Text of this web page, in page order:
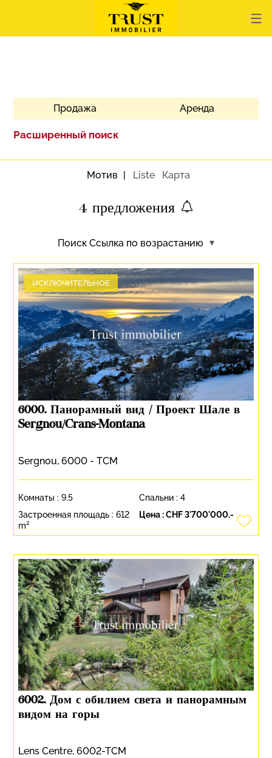
Продажа Аренда
Расширенный поиск
Мотив Liste Карта
4 предложения
Поиск Ссылка по возрастанию
ИСКЛЮЧИТЕЛЬНОЕ
6000. Панорамный вид / Проект Шале в
Sergnou/Crans-Montana
Sergnou, 6000 - TCM
Цена :CHF 3'700'000.-
Комнаты :9.5 Спальни : 4
Застроенная площадь :612
m²
6002. Дом с обилием света и панорамным
видом на горы
Lens Centre, 6002-TCM